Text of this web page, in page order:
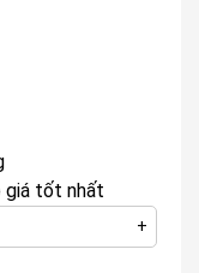
giá tốt nhất
+